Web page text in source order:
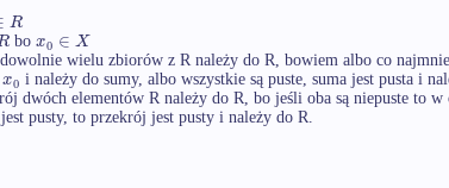
R
box0 ∈ X
wielu zbiorów z R należy do R, bowiem albo co
x0 i należy do sumy, albo wszystkie są puste, suma jest pusta i
dwóch elementów R należy do R, bo jeśli oba są niepuste to w
pusty, to przekrój jest pusty i należy do R.